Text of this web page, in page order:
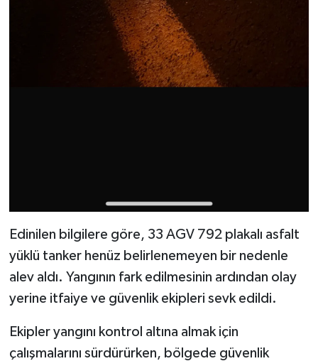
Edinilen bilgilere göre, 33 AGV 792 plakalı asfalt
yüklü tanker henüz belirlenemeyen bir nedenle
alev aldı. Yangının fark edilmesinin ardından olay
yerine itfaiye ve güvenlik ekipleri sevk edildi.
Ekipler yangını kontrol altına almak için
çalışmalarını sürdürürken, bölgede güvenlik